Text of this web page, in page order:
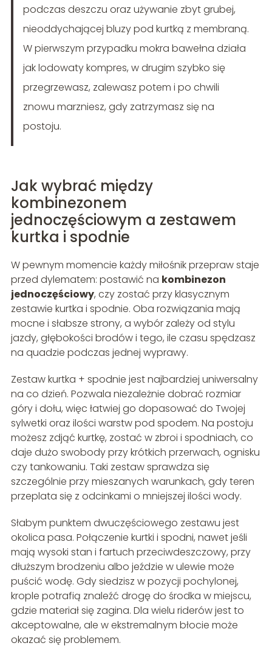
podczas deszczu oraz używanie zbyt grubej,
nieoddychającej bluzy pod kurtką z membraną.
W pierwszym przypadku mokra bawełna działa
jak lodowaty kompres, w drugim szybko się
przegrzewasz, zalewasz potem i po chwili
znowu marzniesz, gdy zatrzymasz się na
postoju.
Jak wybrać między
kombinezonem
jednoczęściowym a zestawem
kurtka i spodnie
W pewnym momencie każdy miłośnik przepraw staje
przed dylematem: postawić na kombinezon
jednoczęściowy, czy zostać przy klasycznym
zestawie kurtka i spodnie. Oba rozwiązania mają
mocne i słabsze strony, a wybór zależy od stylu
jazdy, głębokości brodów i tego, ile czasu spędzasz
na quadzie podczas jednej wyprawy.
Zestaw kurtka + spodnie jest najbardziej uniwersalny
na co dzień. Pozwala niezależnie dobrać rozmiar
góry i dołu, więc łatwiej go dopasować do Twojej
sylwetki oraz ilości warstw pod spodem. Na postoju
możesz zdjąć kurtkę, zostać w zbroi i spodniach, co
daje dużo swobody przy krótkich przerwach, ognisku
czy tankowaniu. Taki zestaw sprawdza się
szczególnie przy mieszanych warunkach, gdy teren
przeplata się z odcinkami o mniejszej ilości wody.
Słabym punktem dwuczęściowego zestawu jest
okolica pasa. Połączenie kurtki i spodni, nawet jeśli
mają wysoki stan i fartuch przeciwdeszczowy, przy
dłuższym brodzeniu albo jeździe w ulewie może
puścić wodę. Gdy siedzisz w pozycji pochylonej,
krople potrafią znaleźć drogę do środka w miejscu,
gdzie materiał się zagina. Dla wielu riderów jest to
akceptowalne, ale w ekstremalnym błocie może
okazać się problemem.